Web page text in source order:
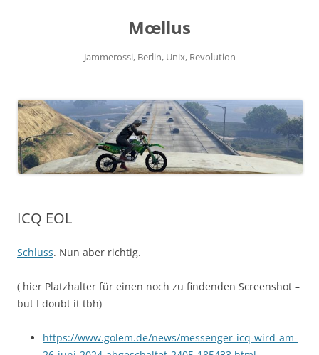
Mœllus
Jammerossi, Berlin, Unix, Revolution
ICQ EOL
Schluss. Nun aber richtig.
( hier Platzhalter für einen noch zu findenden Screenshot –
but I doubt it tbh)
https://www.golem.de/news/messenger-icq-wird-am-